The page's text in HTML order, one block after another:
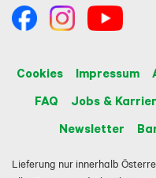
Cookies Impressum
FAQ
Jobs &
Newsletter
Lieferung nur innerhalb